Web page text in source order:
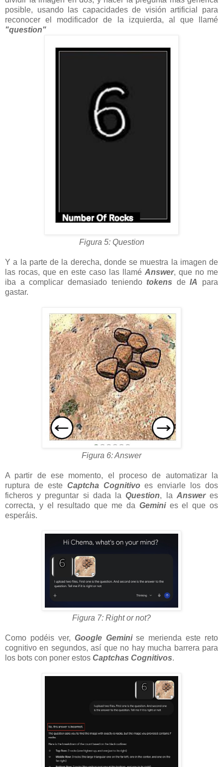
posible, usando las capacidades de visión artificial para
reconocer el modificador de la izquierda, al que llamé
"question"
Figura 5: Question
Y a la parte de la derecha, donde se muestra la imagen de
las rocas, que en este caso las llamé Answer, que no me
iba a complicar demasiado teniendo tokens deIA para
gastar.
Figura 6: Answer
A partir de ese momento, el proceso de automatizar la
ruptura de este Captcha Cognitivoes enviarle los dos
ficheros y preguntar si dada laQuestion, la Answeres
correcta, y el resultado que me da Geminies el que os
esperáis.
Figura 7: Right or not?
Como podéis ver, Google Geminise merienda este reto
cognitivo en segundos, así que no hay mucha barrera para
los bots con poner estos Captchas Cognitivos.